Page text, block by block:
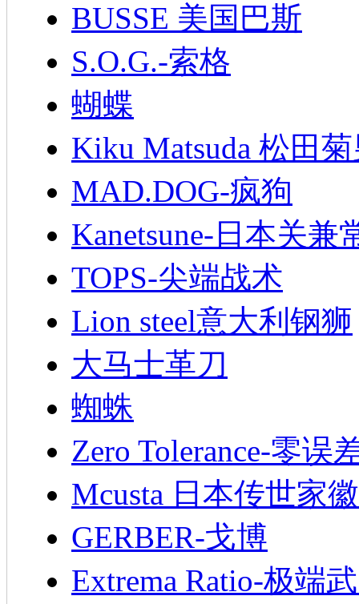
BUSSE 美国巴斯
S.O.G.-索格
蝴蝶
Kiku Matsuda 松田
MAD.DOG-疯狗
Kanetsune-日本关兼
TOPS-尖端战术
Lion steel意大利钢狮
大马士革刀
蜘蛛
Zero Tolerance-零误
Mcusta 日本传世家徽
GERBER-戈博
Extrema Ratio-极端